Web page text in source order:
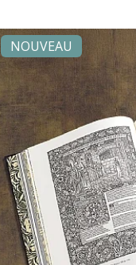
NOUVEAU